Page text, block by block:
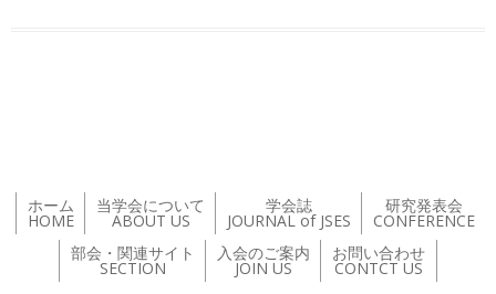
ホーム
HOME
当学会について
ABOUT US
学会誌
JOURNAL of JSES
研究発表会
CONFERENCE
部会・関連サイト
SECTION
入会のご案内
JOIN US
お問い合わせ
CONTCT US